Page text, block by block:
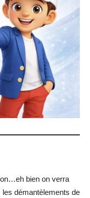
bien on verra
démantèlements de